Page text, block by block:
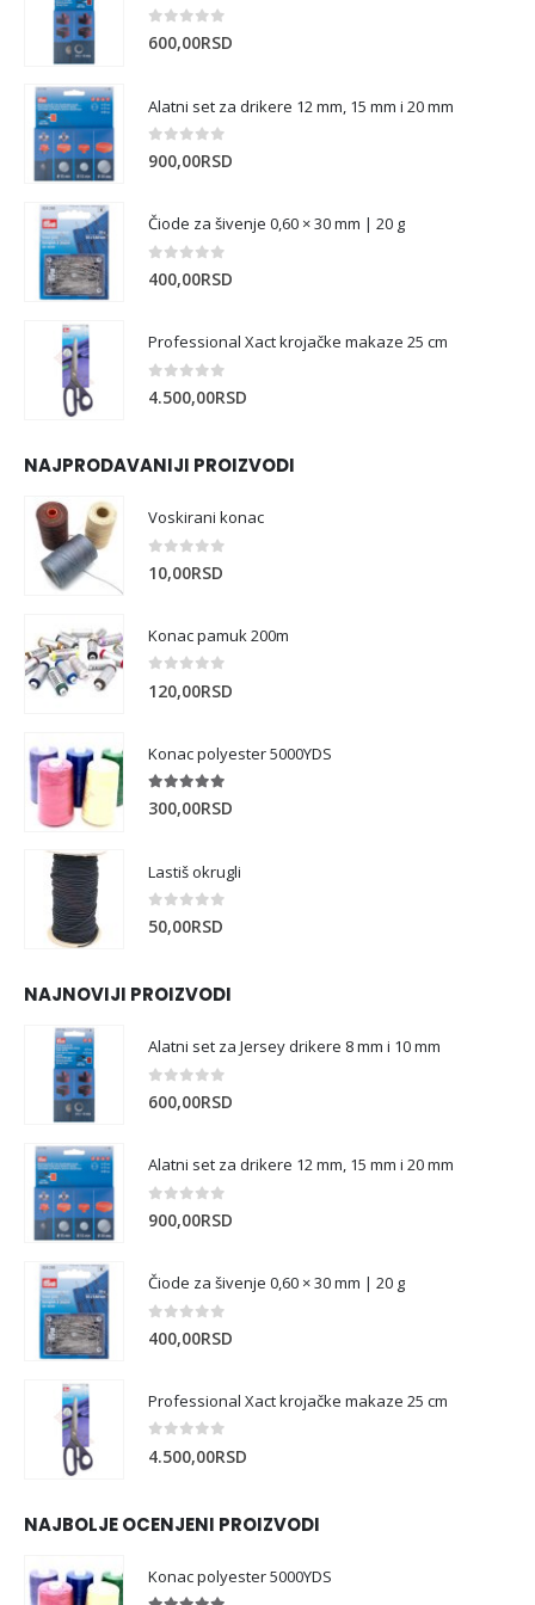
0 out of 5
600,00RSD
Alatni set za drikere 12 mm, 15 mm i 20 mm
0 out of 5
900,00RSD
Čiode za šivenje 0,60 × 30 mm | 20 g
0 out of 5
400,00RSD
Professional Xact krojačke makaze 25 cm
4.500,00RSD
NAJPRODAVANIJI PROIZVODI
Voskirani konac
10,00RSD
Konac pamuk 200m
120,00RSD
Konac polyester 5000YDS
5.00out of 5
300,00RSD
Lastiš okrugli
0 out of 5
50,00RSD
NAJNOVIJI PROIZVODI
Alatni set za Jersey drikere 8 mm i 10 mm
0 out of 5
600,00RSD
Alatni set za drikere 12 mm, 15 mm i 20 mm
0 out of 5
900,00RSD
Čiode za šivenje 0,60 × 30 mm | 20 g
400,00RSD
Professional Xact krojačke makaze 25 cm
4.500,00RSD
NAJBOLJE OCENJENI PROIZVODI
Konac polyester 5000YDS